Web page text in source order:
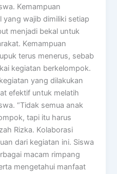
Kemampuan
wajib dimiliki setiap
menjadi bekal untuk
Kemampuan
terus menerus, sebab
kegiatan berkelompok.
yang dilakukan
efektif untuk melatih
“Tidak semua anak
tapi itu harus
Rizka. Kolaborasi
dari kegiatan ini. Siswa
macam rimpang
mengetahui manfaat